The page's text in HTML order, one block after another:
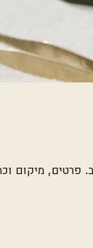
פרטים, מיקום